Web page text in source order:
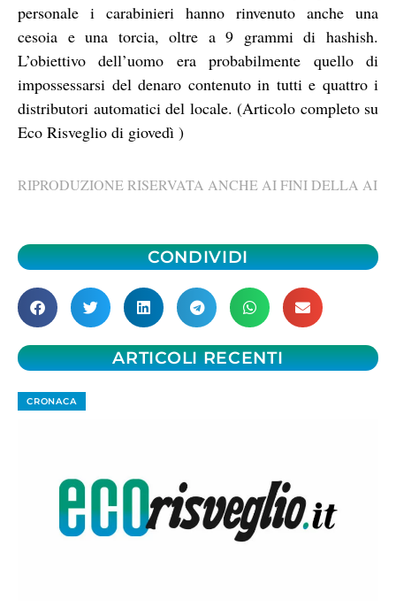
personale i carabinieri hanno rinvenuto anche una
cesoia e una torcia, oltre a 9 grammi di hashish.
L’obiettivo dell’uomo era probabilmente quello di
impossessarsi del denaro contenuto in tutti e quattro i
distributori automatici del locale. (Articolo completo su
Eco Risveglio di giovedì )
RIPRODUZIONE RISERVATA ANCHE AI FINI DELLA AI
CONDIVIDI
ARTICOLI RECENTI
CRONACA